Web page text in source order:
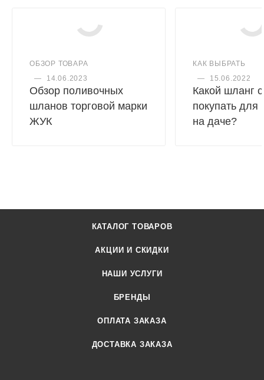
ОБЗОР ТОВАРА
—
14.06.2023
Обзор поливочных
шланов торговой марки
ЖУК
КАК ВЫБРАТЬ
—
15.06.2022
Какой шланг
покупать для
на даче?
КАТАЛОГ ТОВАРОВ
АКЦИИ И СКИДКИ
НАШИ УСЛУГИ
БРЕНДЫ
ОПЛАТА ЗАКАЗА
ДОСТАВКА ЗАКАЗА